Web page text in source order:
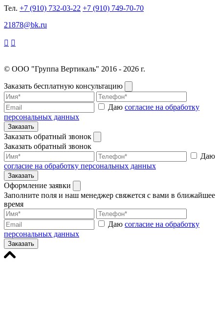
Тел. +7 (910) 732-03-22 +7 (910) 749-70-70
21878@bk.ru
© ООО "Группа Вертикаль" 2016 - 2026 г.
Заказать бесплатную консультацию
Даю согласие на обработку
персональных данных
Заказать
Заказать обратный звонок
Заказать обратный звонок
Даю
согласие на обработку персональных данных
Заказать
Оформление заявки
Заполните поля и наш менеджер свяжется с вами в ближайшее
время
Даю согласие на обработку
персональных данных
Заказать